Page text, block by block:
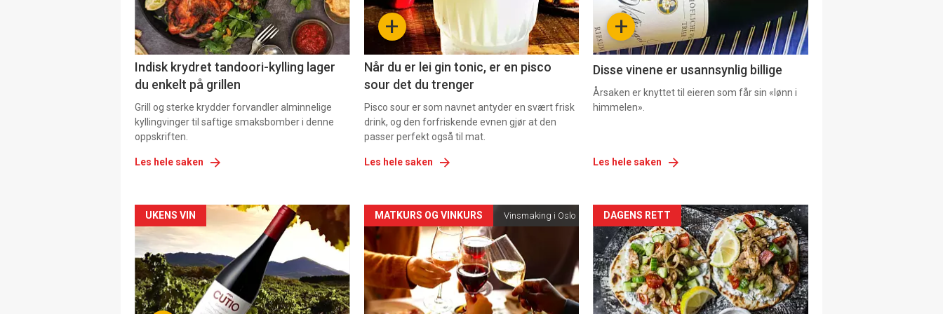
Indisk krydret tandoori-kylling lager
du enkelt på grillen
Grill og sterke krydder forvandler alminnelige
kyllingvinger til saftige smaksbomber i denne
oppskriften.
Les hele saken
-
+
Når du er lei gin tonic, er en pisco
sour det du trenger
Pisco sour er som navnet antyder en svært frisk
drink, og den forfriskende evnen gjør at den
passer perfekt også til mat.
Les hele saken
3 +
Disse vinene er usannsynlig billige
Årsaken er knyttet til eieren som får sin «lønn i
himmelen».
Les hele saken
Forsiden
akkurat
nå
-
UKENS VIN
Forsiden
akkurat
nå
-
MATKURS OG VINKURS Vinsmaking i Oslo
Forsiden
akkurat
nå
-
DAGENS RETT